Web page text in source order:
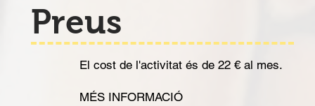
Preus
El cost de l'activitat és de 22 € al mes.
MÉS INFORMACIÓ